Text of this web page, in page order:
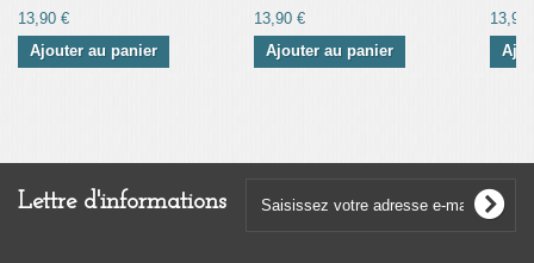
13,90 €
Ajouter au panier
13,90 €
Ajouter au panier
13,90
Lettre d'informations